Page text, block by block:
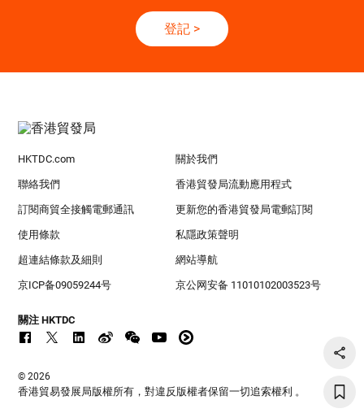
登記 >
HKTDC.com 關於我們
聯絡我們 香港貿發局流動應用程式
訂閱商貿全接觸電郵通訊 更新您的香港貿發局電郵訂閱
使用條款 私隱政策聲明
超連結條款及細則 網站導航
京ICP备09059244号 京公网安备 11010102003523号
關注 HKTDC
© 2026
香港貿易發展局版權所有，對違反版權者保留一切追索權利 。